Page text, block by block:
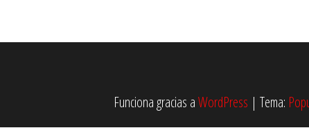
Funciona gracias aWordPress | Tema: